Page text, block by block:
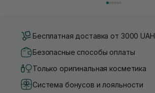
Бесплатная доставка от 3000 UAH
Безопасные способы оплаты
Только оригинальная косметика
Система бонусов и лояльности